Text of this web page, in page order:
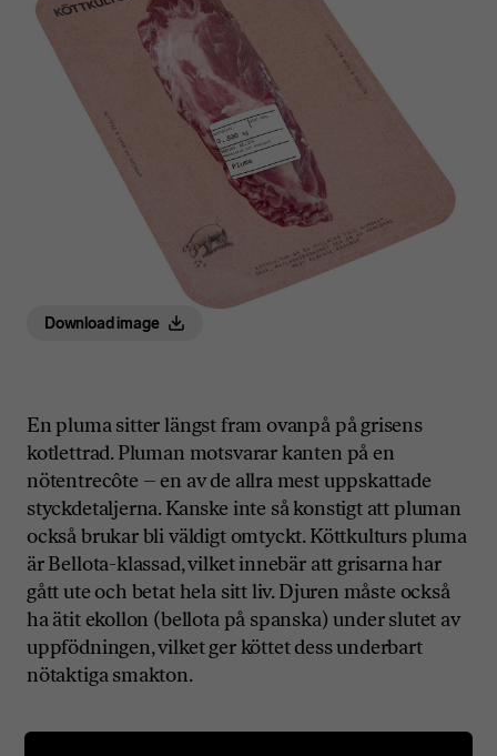
Download image
En pluma sitter längst fram ovanpå på grisens
kotlettrad. Pluman motsvarar kanten på en
nötentrecôte – en av de allra mest uppskattade
styckdetaljerna. Kanske inte så konstigt att pluman
också brukar bli väldigt omtyckt. Köttkulturs pluma
är Bellota-klassad, vilket innebär att grisarna har
gått ute och betat hela sitt liv. Djuren måste också
ha ätit ekollon (bellota på spanska) under slutet av
uppfödningen, vilket ger köttet dess underbart
nötaktiga smakton.